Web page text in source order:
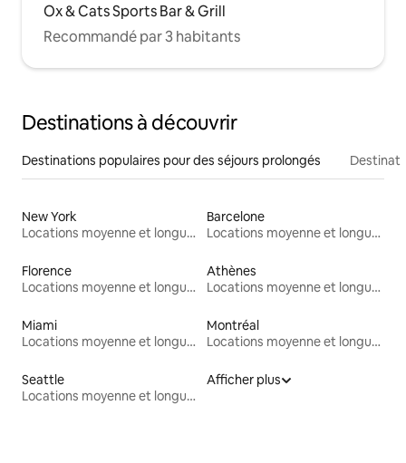
Ox & Cats Sports Bar & Grill
Recommandé par 3 habitants
Destinations à découvrir
Destinations populaires pour des séjours prolongés
New York
Locations moyenne et longue durée
Barcelone
Locations moyenne et longue durée
Florence
Locations moyenne et longue durée
Athènes
Locations moyenne et longue durée
Miami
Locations moyenne et longue durée
Montréal
Locations moyenne et longue durée
Seattle
Locations moyenne et longue durée
Afficher plus